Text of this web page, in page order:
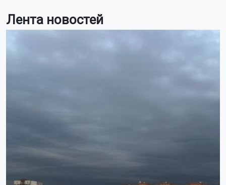
Лента новостей